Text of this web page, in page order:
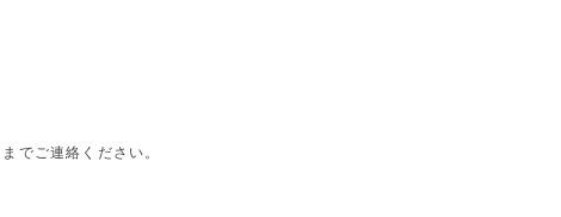
までご連絡ください。